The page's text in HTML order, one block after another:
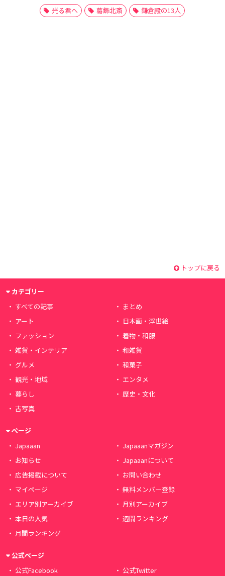
光る君へ
葛飾北斎 鎌倉殿の13人
トップに戻る
カテゴリー
すべての記事
まとめ
アート
日本画・浮世絵
ファッション
着物・和服
雑貨・インテリア
和雑貨
グルメ
和菓子
観光・地域
エンタメ
暮らし
歴史・文化
古写真
ページ
Japaaan
Japaaanマガジン
お知らせ
Japaaanについて
広告掲載について
お問い合わせ
マイページ
無料メンバー登録
エリア別アーカイブ
月別アーカイブ
本日の人気
週間ランキング
月間ランキング
公式ページ
公式Facebook
公式Twitter